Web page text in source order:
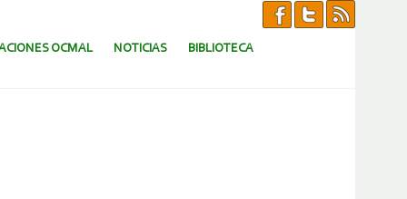
OCMAL NOTICIAS BIBLIOTECA